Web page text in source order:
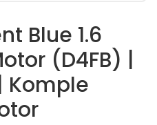
Blue 1.6
(D4FB) |
Komple